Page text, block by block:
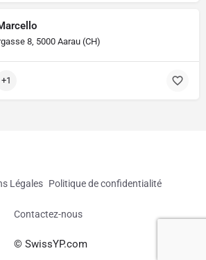
8, 5000 Aarau (CH)
+1
Légales Politique de confidentialité
Contactez-nous
© SwissYP.com